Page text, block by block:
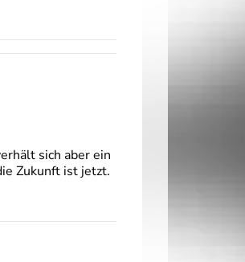
sich aber ein
Zukunft ist jetzt.